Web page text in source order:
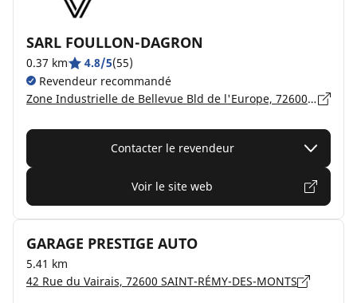
SARL FOULLON-DAGRON
0.37 km 4.8/5(55)
Revendeur recommandé
Zone Industrielle de Bellevue Bld de l'Europe, 72600 MAMERS
Contacter le revendeur
Voir le site web
GARAGE PRESTIGE AUTO
5.41 km
42 Rue du Vairais, 72600 SAINT-RÉMY-DES-MONTS